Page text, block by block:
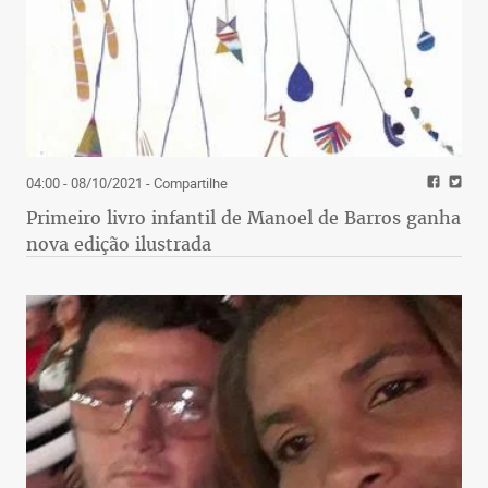
muita besteira. Eu concordo
com ele''
Alexandre Schwartsman, economista
Rapidinhas
A BlackRock, a maior gestora de recursos do
mundo, publicou nos últimos meses diversos
relatórios recomendando que os investidores
fiquem longe do Brasil. Agora a perspectiva
mudou. “Estamos muito animados com o
país, pelo menos no curto prazo”, disse Rick
04:00 - 08/10/2021 - Compartilhe
Primeiro livro infantil de Manoel de Barros ganha
nova edição ilustrada